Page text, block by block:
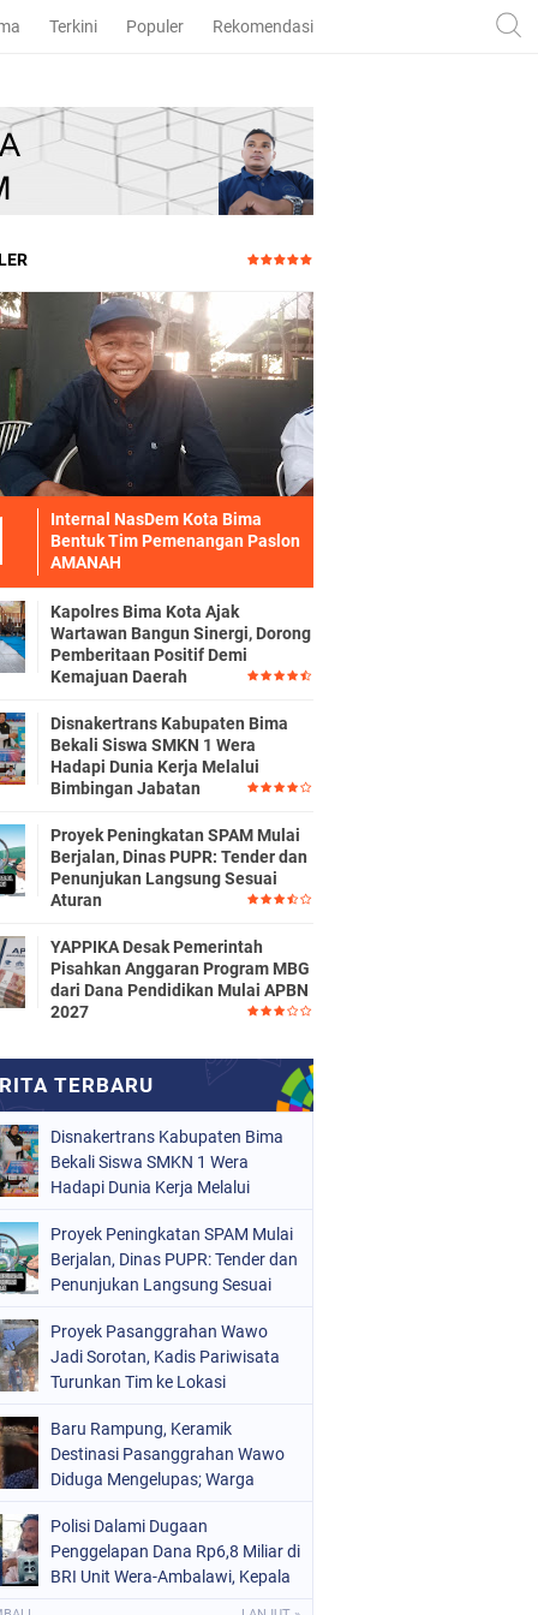
Terkini Populer Rekomendasi
Internal NasDem Kota Bima
Bentuk Tim Pemenangan Paslon
AMANAH
Kapolres Bima Kota Ajak
Wartawan Bangun Sinergi, Dorong
Pemberitaan Positif Demi
Kemajuan Daerah
Disnakertrans Kabupaten Bima
Bekali Siswa SMKN 1 Wera
Hadapi Dunia Kerja Melalui
Bimbingan Jabatan
Proyek Peningkatan SPAM Mulai
Berjalan, Dinas PUPR: Tender dan
Penunjukan Langsung Sesuai
Aturan
YAPPIKA Desak Pemerintah
Pisahkan Anggaran Program MBG
dari Dana Pendidikan Mulai APBN
2027
Disnakertrans Kabupaten Bima
Bekali Siswa SMKN 1 Wera
Hadapi Dunia Kerja Melalui
Proyek Peningkatan SPAM Mulai
Berjalan, Dinas PUPR: Tender dan
Penunjukan Langsung Sesuai
Proyek Pasanggrahan Wawo
Jadi Sorotan, Kadis Pariwisata
Turunkan Tim ke Lokasi
Baru Rampung, Keramik
Destinasi Pasanggrahan Wawo
Diduga Mengelupas; Warga
Juta
Polisi Dalami Dugaan
Penggelapan Dana Rp6,8 Miliar di
BRI Unit Wera-Ambalawi, Kepala